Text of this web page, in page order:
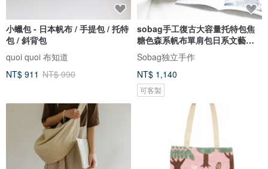
小蠟包 - 日本帆布 / 手提包 / 托特
包 / 斜背包
quoi quoi 布知道
NT$ 911 NT$ 990
sobag手工復古大容量托特包焦
糖色森系帆布單肩包日系文藝側
背包
Sobag独立手作
NT$ 1,140
可客製